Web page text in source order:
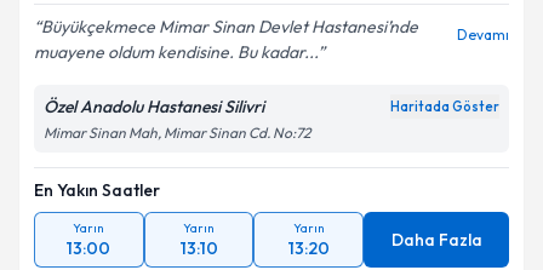
Büyükçekmece Mimar Sinan Devlet Hastanesi’nde
muayene oldum kendisine. Bu kadar...
Devamı
Özel Anadolu Hastanesi Silivri Haritada Göster
Mimar Sinan Mah, Mimar Sinan Cd. No:72
En Yakın Saatler
Yarın
13:00
Yarın
13:10
Yarın
13:20 Daha Fazla